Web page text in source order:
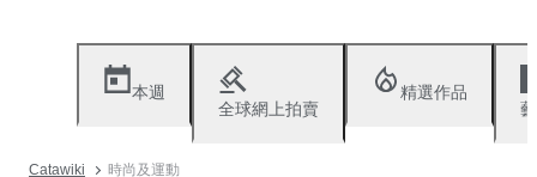
本週
全球網上拍賣
精選作品
Catawiki 時尚及運動